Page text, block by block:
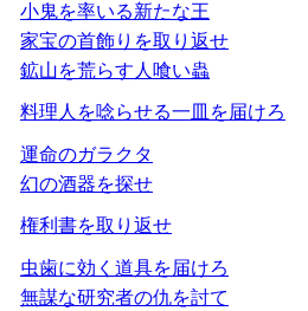
小鬼を率いる新たな王
家宝の首飾りを取り返せ
鉱山を荒らす人喰い蟲
料理人を唸らせる一皿を届けろ
運命のガラクタ
幻の酒器を探せ
権利書を取り返せ
虫歯に効く道具を届けろ
無謀な研究者の仇を討て